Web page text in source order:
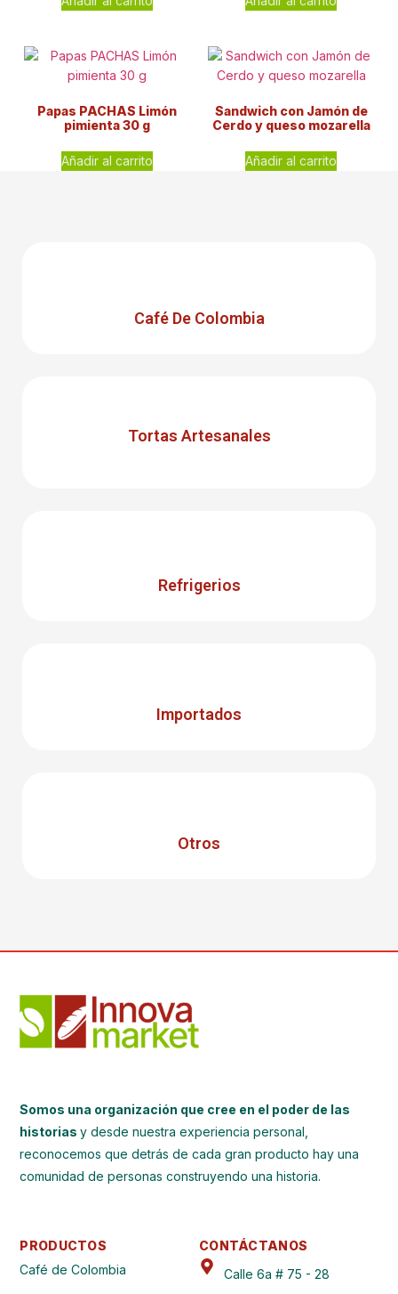
Papas PACHAS Limón
pimienta 30 g
Añadir al carrito
Sandwich con Jamón de
Cerdo y queso mozarella
Añadir al carrito
Café De Colombia
Tortas Artesanales
Refrigerios
Importados
Otros
Somos una organización que cree en el poder de las
historiasy desde nuestra experiencia personal,
reconocemos que detrás de cada gran producto hay una
comunidad de personas construyendo una historia.
PRODUCTOS
Café de Colombia
CONTÁCTANOS
Calle 6a # 75 - 28